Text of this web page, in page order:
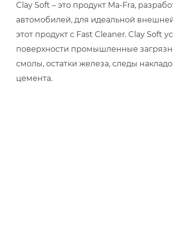
Clay Soft – это продукт Ma-Fra,
автомобилей, для идеальной
этот продукт с Fast Cleaner. Clay Soft
поверхности промышленные
смолы, остатки железа, следы
цемента.